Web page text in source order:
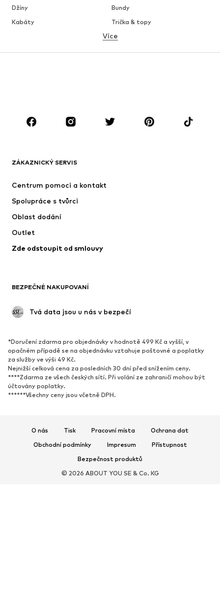
Džíny
Bundy
Kabáty
Trička & topy
Spodní prádlo
Sukně
Halenky & tuniky
Doplňky
Premium
Nové
Bundy
Spodní prádlo
Kabáty
Plavky
Upcyklace
Nové
Oblíbené
Tenisky
Lodičky & boty na podpatku
Kozačky
Sandály
Exkluzivně
Sportovní oblečení
Druhy sportů
Více
ZÁKAZNICKÝ SERVIS
Centrum pomoci a kontakt
Spolupráce s tvůrci
Oblast dodání
Outlet
Zde odstoupit od smlouvy
BEZPEČNÉ NAKUPOVANÍ
Tvá data jsou u nás v bezpečí
*Doručení zdarma pro objednávky v hodnotě 499 Kč a vyšší, v
opačném případě se na objednávku vztahuje poštovné a poplatky
za služby ve výši 49 Kč.
Nejnižší celková cena za posledních 30 dní před snížením ceny.
****Zdarma ze všech českých sítí. Při volání ze zahraničí mohou být
účtovány poplatky.
******Všechny ceny jsou včetně DPH.
O nás Tisk Pracovní místa
Ochrana dat
Obchodní podmínky
Impresum
Přístupnost
Bezpečnost produktů
© 2026 ABOUT YOU SE & Co. KG